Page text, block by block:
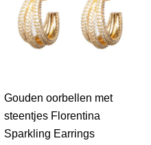
Gouden oorbellen met
steentjes Florentina
Sparkling Earrings